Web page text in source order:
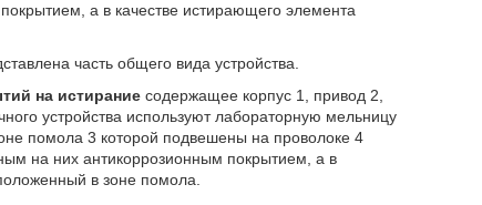
а в качестве истирающего элемента
часть общего вида устройства.
на истираниесодержащее корпус 1, привод 2,
устройства используют лабораторную мельницу
помола 3 которой подвешены на проволоке 4
на них антикоррозионным покрытием, а в
в зоне помола.